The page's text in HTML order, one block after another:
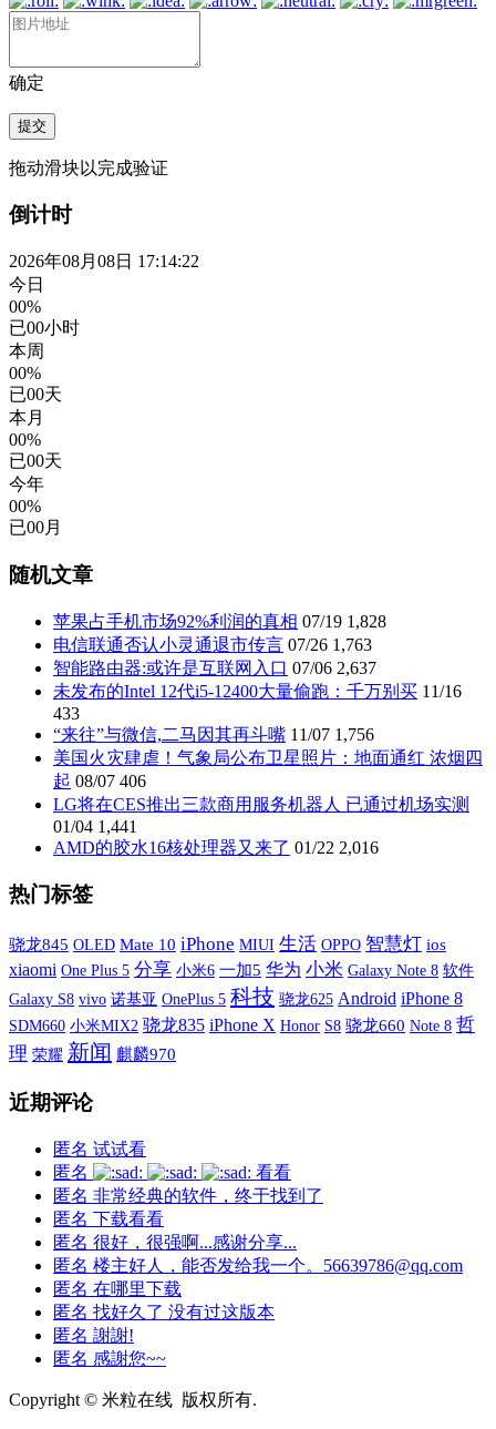
确定
提交
拖动滑块以完成验证
倒计时
2026年08月08日 17:14:22
今日
00%
已00小时
本周
00%
已00天
本月
00%
已00天
今年
00%
已00月
随机文章
苹果占手机市场92%利润的真相 07/19 1,828
电信联通否认小灵通退市传言 07/26 1,763
智能路由器:或许是互联网入口 07/06 2,637
未发布的Intel 12代i5-12400大量偷跑：千万别买 11/16
433
“来往”与微信,二马因其再斗嘴 11/07 1,756
美国火灾肆虐！气象局公布卫星照片：地面通红 浓烟四
起 08/07 406
LG将在CES推出三款商用服务机器人 已通过机场实测
01/04 1,441
AMD的胶水16核处理器又来了 01/22 2,016
热门标签
骁龙845 OLED Mate 10 iPhone MIUI 生活 OPPO 智慧灯 ios
xiaomi One Plus 5 分享 小米6 一加5 华为 小米 Galaxy Note 8 软件
Galaxy S8 vivo 诺基亚 OnePlus 5 科技 骁龙625 Android iPhone 8
SDM660 小米MIX2 骁龙835 iPhone X Honor S8 骁龙660 Note 8 哲
理 荣耀 新闻 麒麟970
近期评论
匿名 试试看
匿名
看看
匿名 非常经典的软件，终于找到了
匿名 下载看看
匿名 很好，很强啊...感谢分享...
匿名 楼主好人，能否发给我一个。56639786@qq.com
匿名 在哪里下载
匿名 找好久了 没有过这版本
匿名 謝謝!
匿名 感謝您~~
Copyright © 米粒在线 版权所有.